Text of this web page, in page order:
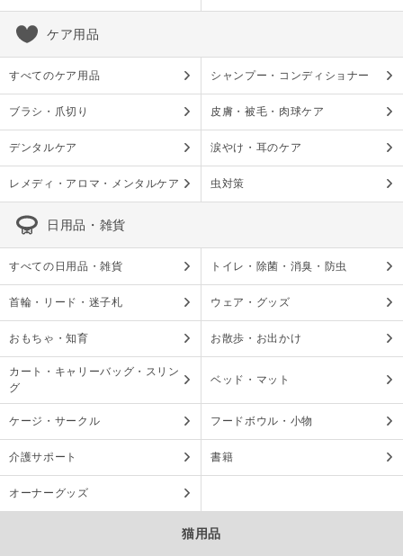
ケア用品
すべてのケア用品 シャンプー・コンディショナー
ブラシ・爪切り 皮膚・被毛・肉球ケア
デンタルケア 涙やけ・耳のケア
レメディ・アロマ・メンタルケア 虫対策
日用品・雑貨
すべての日用品・雑貨 トイレ・除菌・消臭・防虫
首輪・リード・迷子札 ウェア・グッズ
おもちゃ・知育 お散歩・お出かけ
カート・キャリーバッグ・スリン
グ
ベッド・マット
ケージ・サークル フードボウル・小物
介護サポート 書籍
オーナーグッズ
猫用品